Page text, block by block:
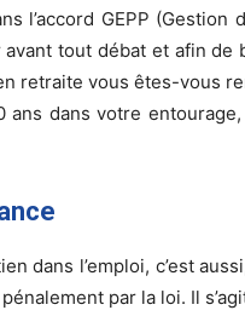
l’accord GEPP (Gestion
tout débat et afin de
retraite vous êtes-vous
ans dans votre
dans l’emploi, c’est
par la loi. Il